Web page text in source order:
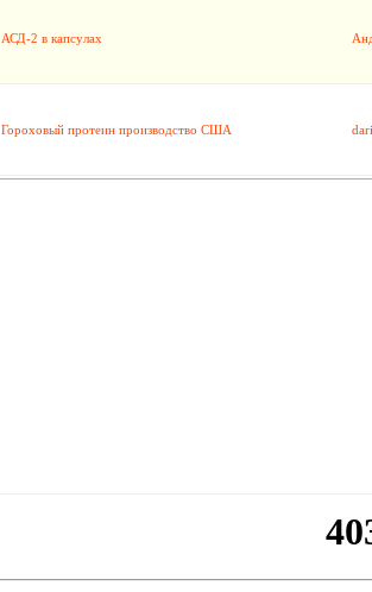
АСД-2 в капсулах
Гороховый протеин производство США